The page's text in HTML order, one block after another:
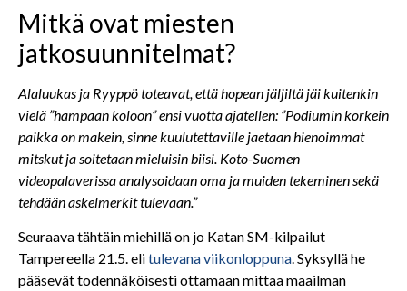
Mitkä ovat miesten
jatkosuunnitelmat?
Alaluukas ja Ryyppö toteavat, että hopean jäljiltä jäi kuitenkin
vielä ”hampaan koloon” ensi vuotta ajatellen: ”Podiumin korkein
paikka on makein, sinne kuulutettaville jaetaan hienoimmat
mitskut ja soitetaan mieluisin biisi. Koto-Suomen
videopalaverissa analysoidaan oma ja muiden tekeminen sekä
tehdään askelmerkit tulevaan.”
Seuraava tähtäin miehillä on jo Katan SM-kilpailut
Tampereella 21.5. elitulevana viikonloppuna. Syksyllä he
pääsevät todennäköisesti ottamaan mittaa maailman